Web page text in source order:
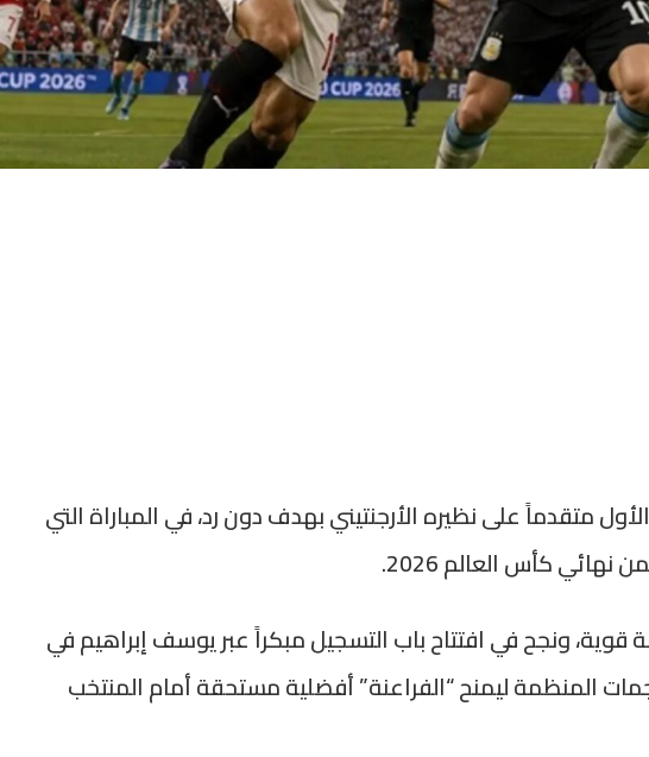
متقدماً على نظيره الأرجنتيني بهدف دون رد، في المباراة التي
كأس العالم 2026.
ونجح في افتتاح باب التسجيل مبكراً عبر يوسف إبراهيم في
الهجمات المنظمة ليمنح “الفراعنة” أفضلية مستحقة أمام المنتخب